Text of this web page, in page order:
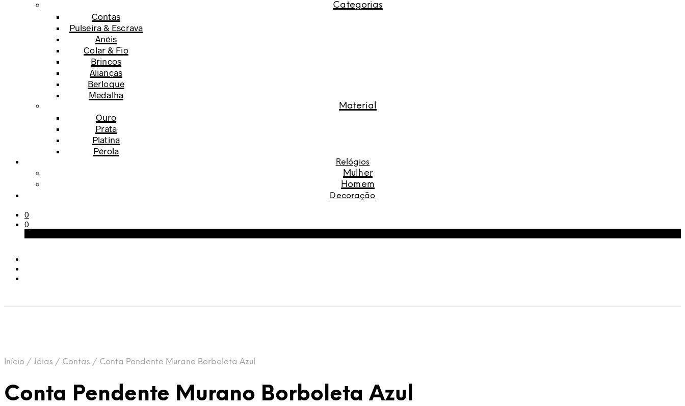
Categorias
Contas
Pulseira & Escrava
Anéis
Colar & Fio
Brincos
Alianças
Berloque
Medalha
Material
Ouro
Prata
Platina
Pérola
Relógios
Mulher
Homem
Decoração
0
0
Início / Jóias / Contas / Conta Pendente Murano Borboleta Azul
Conta Pendente Murano Borboleta Azul